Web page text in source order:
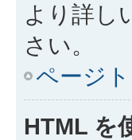
より詳し
さい。
ページ
HTML を